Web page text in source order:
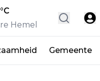
°C
Hemel
Gemeente